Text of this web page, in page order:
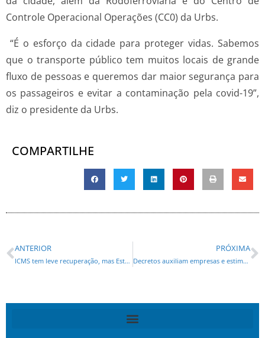
Controle Operacional Operações (CC0) da Urbs.
“É o esforço da cidade para proteger vidas. Sabemos
que o transporte público tem muitos locais de grande
fluxo de pessoas e queremos dar maior segurança para
os passageiros e evitar a contaminação pela covid-19”,
diz o presidente da Urbs.
COMPARTILHE
ANTERIOR
ICMS tem leve recuperação, mas Estado acumula perdas de R$ 1,5 bi
PRÓXIMA
Decretos auxiliam empresas e estimulam investimento em regiões de baixo IDH